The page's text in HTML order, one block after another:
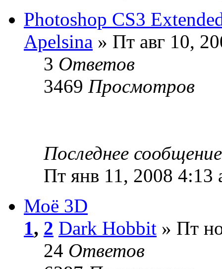
Photoshop CS3
Apelsina » Пт авг 10,
3 Ответов
3469 Просмотров
Последнее
Пт янв 11, 2008 4:13
Моё 3D
1, 2 Dark Hobbit » Пт
24 Ответов